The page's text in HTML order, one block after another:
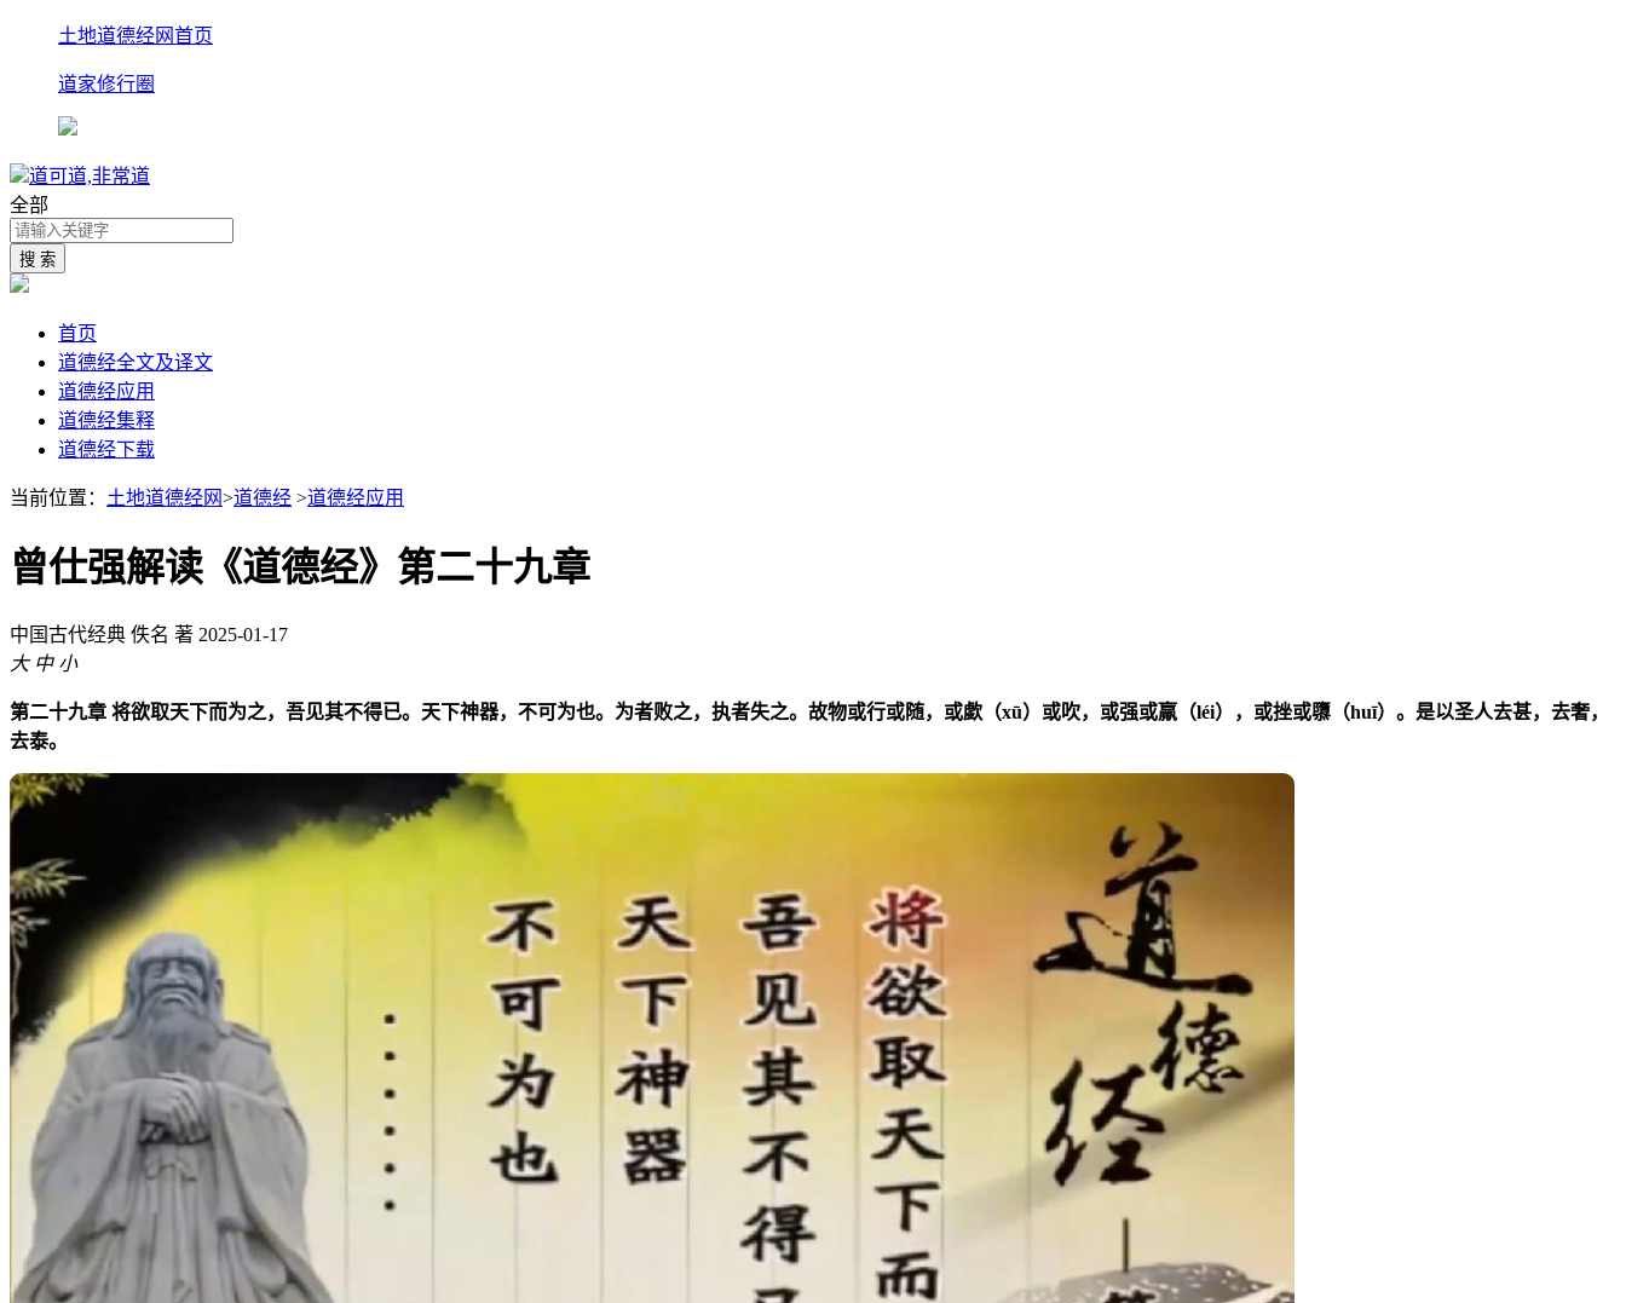
土地道德经网首页
道家修行圈
道可道,非常道
全部
首页
道德经全文及译文
道德经应用
道德经集释
道德经下载
当前位置： 土地道德经网>道德经 >道德经应用
曾仕强解读《道德经》第二十九章
中国古代经典 佚名 著 2025-01-17
大 中 小
第二十九章 将欲取天下而为之，吾见其不得已。天下神器，不可为也。为者败之，执者失之。故物或行或随，或歔（xū）或吹，或强或羸（léi），或挫或隳（huī）。是以圣人去甚，去奢，
去泰。